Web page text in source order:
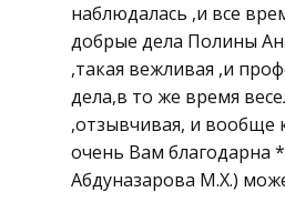
наблюдалась ,и все
добрые дела Полины
,такая вежливая ,и
дела,в то же время
,отзывчивая, и вообще
очень Вам благодарна
Абдуназарова М.Х.)